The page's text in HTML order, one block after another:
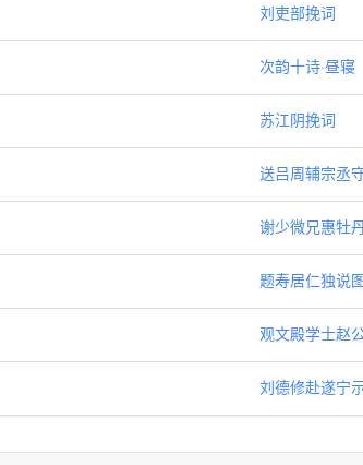
刘吏部挽词
次韵十诗·昼寝
苏江阴挽词
送吕周辅宗丞
谢少微兄惠牡
题寿居仁独说
观文殿学士赵
刘德修赴遂宁